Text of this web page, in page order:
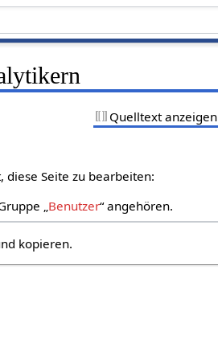
Quelltext anzeigen
diese Seite zu bearbeiten:
„Benutzer“ angehören.
kopieren.